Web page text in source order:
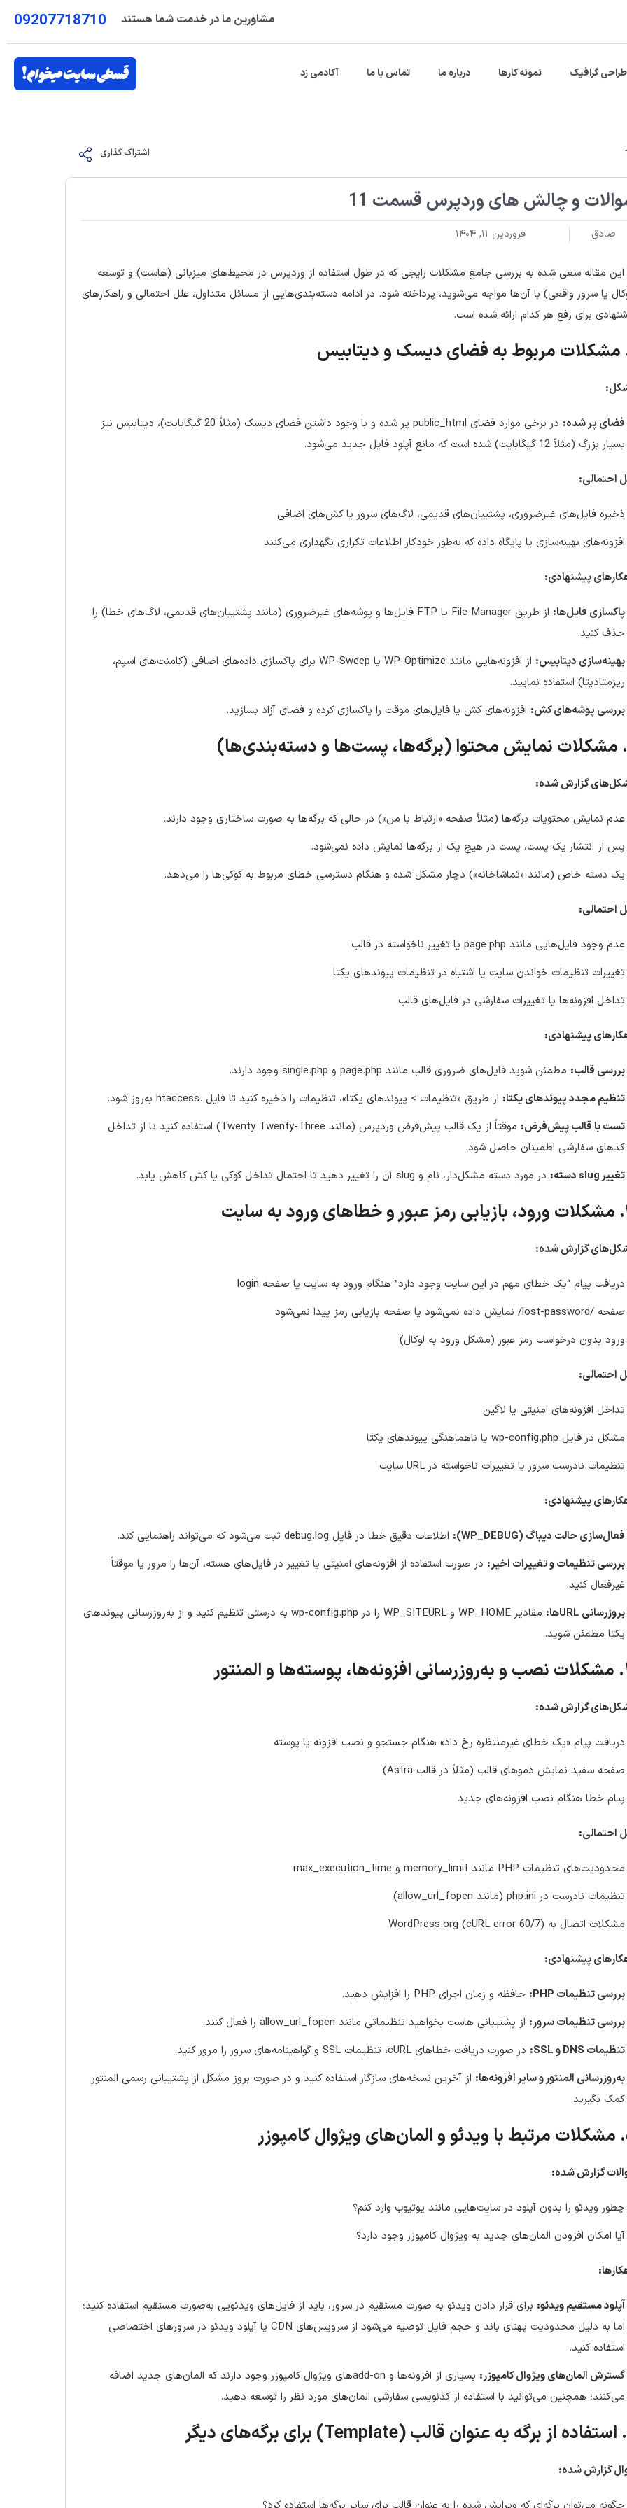
مشاورین ما در خدمت شما هستند 09207718710
طراحی گرافیک نمونه کارها درباره ما تماس با ما آکادمی زد
اشتراک گذاری
و چالش های وردپرس قسمت 11
صادق فروردین ۱۱, ۱۴۰۴
این مقاله سعی شده به بررسی جامع مشکلات رایجی که در طول استفاده از وردپرس در محیط‌های میزبانی (هاست) و توسعه
یا سرور واقعی) با آن‌ها مواجه می‌شوید، پرداخته شود. در ادامه دسته‌بندی‌هایی از مسائل متداول، علل احتمالی و راهکارهای
برای رفع هر کدام ارائه شده است.
فضای پر شده:
در برخی موارد فضای public_html پر شده و با وجود داشتن فضای دیسک (مثلاً 20 گیگابایت)، دیتابیس نیز
بسیار بزرگ (مثلاً 12 گیگابایت) شده است که مانع آپلود فایل جدید می‌شود.
احتمالی:
ذخیره فایل‌های غیرضروری، پشتیبان‌های قدیمی، لاگ‌های سرور یا کش‌های اضافی
افزونه‌های بهینه‌سازی یا پایگاه داده که به‌طور خودکار اطلاعات تکراری نگهداری می‌کنند
پیشنهادی:
پاکسازی فایل‌ها:
از طریق File Manager یا FTP فایل‌ها و پوشه‌های غیرضروری (مانند پشتیبان‌های قدیمی، لاگ‌های خطا) را
حذف کنید.
بهینه‌سازی دیتابیس:
از افزونه‌هایی مانند WP-Optimize یا WP-Sweep برای پاکسازی داده‌های اضافی (کامنت‌های اسپم،
ریزمتادیتا) استفاده نمایید.
بررسی پوشه‌های کش: افزونه‌های کش یا فایل‌های موقت را پاکسازی کرده و فضای آزاد بسازید.
گزارش شده:
عدم نمایش محتویات برگه‌ها (مثلاً صفحه «ارتباط با من») در حالی که برگه‌ها به صورت ساختاری وجود دارند.
پس از انتشار یک پست، پست در هیچ یک از برگه‌ها نمایش داده نمی‌شود.
یک دسته خاص (مانند «تماشاخانه») دچار مشکل شده و هنگام دسترسی خطای مربوط به کوکی‌ها را می‌دهد.
احتمالی:
عدم وجود فایل‌هایی مانند page.php یا تغییر ناخواسته در قالب
تغییرات تنظیمات خواندن سایت یا اشتباه در تنظیمات پیوندهای یکتا
تداخل افزونه‌ها یا تغییرات سفارشی در فایل‌های قالب
پیشنهادی:
بررسی قالب: مطمئن شوید فایل‌های ضروری قالب مانند page.php و single.php وجود دارند.
تنظیم مجدد پیوندهای یکتا: از طریق «تنظیمات > پیوندهای یکتا»، تنظیمات را ذخیره کنید تا فایل .htaccess به‌روز شود.
تست با قالب پیش‌فرض:
موقتاً از یک قالب پیش‌فرض وردپرس (مانند Twenty Twenty-Three) استفاده کنید تا از تداخل
کدهای سفارشی اطمینان حاصل شود.
تغییر slug دسته:
در مورد دسته مشکل‌دار، نام و slug آن را تغییر دهید تا احتمال تداخل کوکی یا کش کاهش یابد.
سایت
گزارش شده:
دریافت پیام “یک خطای مهم در این سایت وجود دارد” هنگام ورود به سایت یا صفحه login
صفحه /lost-password/ نمایش داده نمی‌شود یا صفحه بازیابی رمز پیدا نمی‌شود
ورود بدون درخواست رمز عبور (مشکل ورود به لوکال)
احتمالی:
تداخل افزونه‌های امنیتی یا لاگین
مشکل در فایل wp-config.php یا ناهماهنگی پیوندهای یکتا
تنظیمات نادرست سرور یا تغییرات ناخواسته در URL سایت
پیشنهادی:
فعال‌سازی حالت دیباگ (WP_DEBUG):
اطلاعات دقیق خطا در فایل debug.log ثبت می‌شود که می‌تواند راهنمایی کند.
بررسی تنظیمات و تغییرات اخیر: در صورت استفاده از افزونه‌های امنیتی یا تغییر در فایل‌های هسته، آن‌ها را مرور یا موقتاً
غیرفعال کنید.
بروزرسانی URLها:
مقادیر WP_HOME و WP_SITEURL را در wp-config.php به درستی تنظیم کنید و از به‌روزرسانی پیوندهای
یکتا مطمئن شوید.
گزارش شده:
دریافت پیام «یک خطای غیرمنتظره رخ داد» هنگام جستجو و نصب افزونه یا پوسته
صفحه سفید نمایش دموهای قالب (مثلاً در قالب Astra)
پیام خطا هنگام نصب افزونه‌های جدید
احتمالی:
محدودیت‌های تنظیمات PHP مانند memory_limit و max_execution_time
تنظیمات نادرست در php.ini (مانند allow_url_fopen)
مشکلات اتصال به WordPress.org (cURL error 60/7)
پیشنهادی:
بررسی تنظیمات PHP:
حافظه و زمان اجرای PHP را افزایش دهید.
بررسی تنظیمات سرور: از پشتیبانی هاست بخواهید تنظیماتی مانند allow_url_fopen را فعال کنند.
تنظیمات DNS و SSL:
در صورت دریافت خطاهای cURL، تنظیمات SSL و گواهینامه‌های سرور را مرور کنید.
به‌روزرسانی المنتور و سایر افزونه‌ها: از آخرین نسخه‌های سازگار استفاده کنید و در صورت بروز مشکل از پشتیبانی رسمی المنتور
کمک بگیرید.
گزارش شده:
چطور ویدئو را بدون آپلود در سایت‌هایی مانند یوتیوب وارد کنم؟
آیا امکان افزودن المان‌های جدید به ویژوال کامپوزر وجود دارد؟
آپلود مستقیم ویدئو: برای قرار دادن ویدئو به صورت مستقیم در سرور، باید از فایل‌های ویدئویی به‌صورت مستقیم استفاده کنید؛
اما به دلیل محدودیت پهنای باند و حجم فایل توصیه می‌شود از سرویس‌های CDN یا آپلود ویدئو در سرورهای اختصاصی
استفاده کنید.
گسترش المان‌های ویژوال کامپوزر:
بسیاری از افزونه‌ها و add-onهای ویژوال کامپوزر وجود دارند که المان‌های جدید اضافه
می‌کنند؛ همچنین می‌توانید با استفاده از کدنویسی سفارشی المان‌های مورد نظر را توسعه دهید.
گزارش شده: